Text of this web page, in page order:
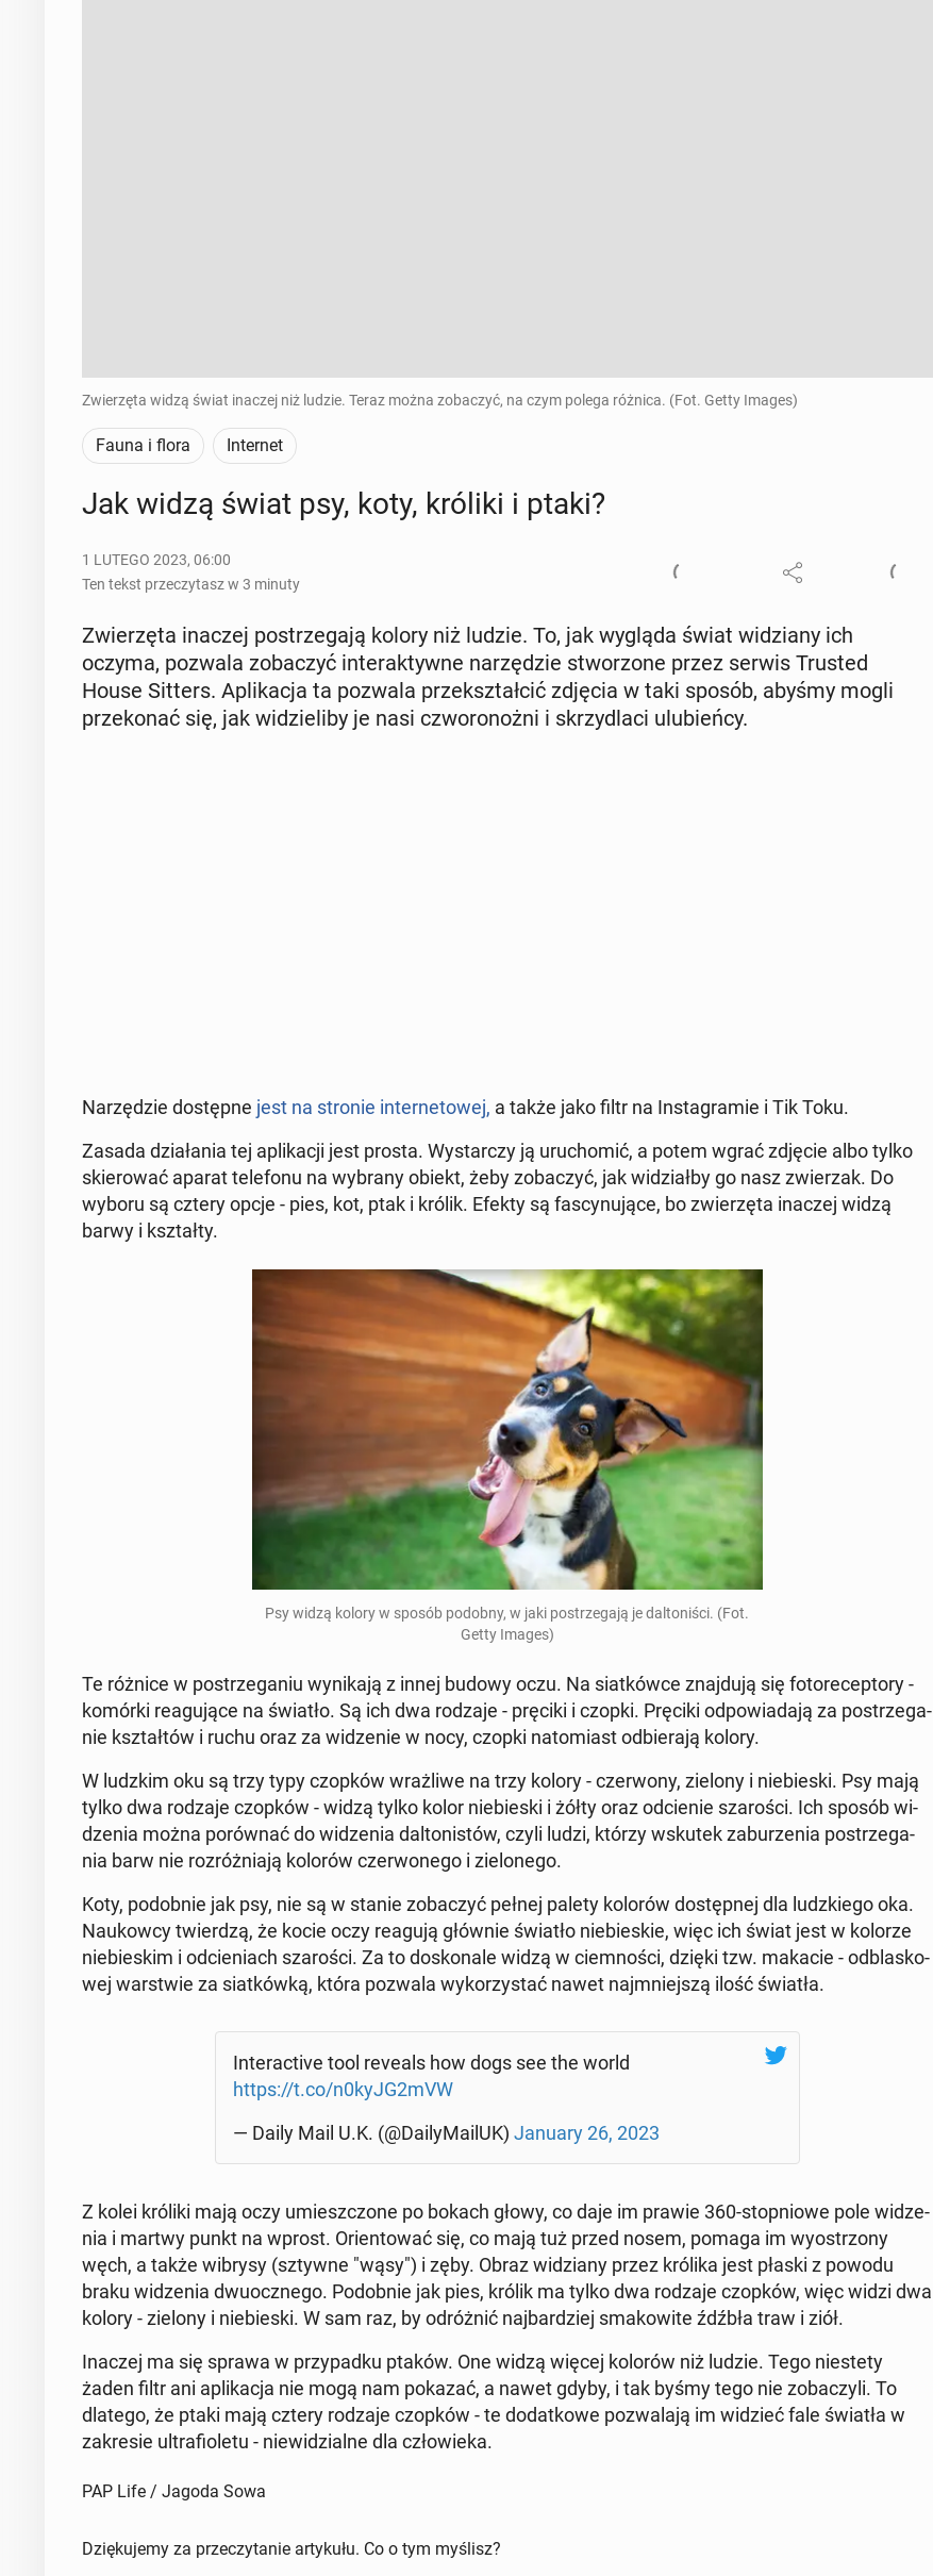
Zwierzęta widzą świat inaczej niż ludzie. Teraz można zobaczyć, na czym polega różnica. (Fot. Getty Images)
Fauna i flora Internet
Jak widzą świat psy, koty, króliki i ptaki?
1 LUTEGO 2023, 06:00
Ten tekst przeczytasz w 3 minuty
Zwie­rzę­ta inaczej po­strze­ga­ją kolory niż ludzie. To, jak wygląda świat wi­dzia­ny ich
oczyma, pozwala zo­ba­czyć in­te­rak­tyw­ne na­rzę­dzie stwo­rzo­ne przez serwis Trusted
House Sitters. Apli­ka­cja ta pozwala prze­kształ­cić zdjęcia w taki sposób, abyśmy mogli
prze­ko­nać się, jak wi­dzie­li­by je nasi czwo­ro­noż­ni i skrzy­dla­ci ulu­bień­cy.
Na­rzę­dzie do­stęp­ne jest na stronie in­ter­ne­to­wej, a także jako filtr na In­sta­gra­mie i Tik Toku.
Zasada dzia­ła­nia tej apli­ka­cji jest prosta. Wy­star­czy ją uru­cho­mić, a potem wgrać zdjęcie albo tylko
skie­ro­wać aparat te­le­fo­nu na wybrany obiekt, żeby zo­ba­czyć, jak wi­dział­by go nasz zwie­rzak. Do
wyboru są cztery opcje - pies, kot, ptak i królik. Efekty są fa­scy­nu­ją­ce, bo zwie­rzę­ta inaczej widzą
barwy i kształ­ty.
Psy widzą kolory w sposób podobny, w jaki po­strze­ga­ją je dal­to­ni­ści. (Fot.
Getty Images)
Te różnice w po­strze­ga­niu wy­ni­ka­ją z innej budowy oczu. Na siat­ków­ce znaj­du­ją się fo­to­re­cep­to­ry -
komórki re­agu­ją­ce na światło. Są ich dwa rodzaje - pręciki i czopki. Pręciki od­po­wia­da­ją za po­strze­ga­
nie kształ­tów i ruchu oraz za wi­dze­nie w nocy, czopki na­to­miast od­bie­ra­ją kolory.
W ludzkim oku są trzy typy czopków wraż­li­we na trzy kolory - czer­wo­ny, zielony i nie­bie­ski. Psy mają
tylko dwa rodzaje czopków - widzą tylko kolor nie­bie­ski i żółty oraz od­cie­nie sza­ro­ści. Ich sposób wi­
dze­nia można po­rów­nać do wi­dze­nia dal­to­ni­stów, czyli ludzi, którzy wskutek za­bu­rze­nia po­strze­ga­
nia barw nie roz­róż­nia­ją kolorów czer­wo­ne­go i zie­lo­ne­go.
Koty, po­dob­nie jak psy, nie są w stanie zo­ba­czyć pełnej palety kolorów do­stęp­nej dla ludz­kie­go oka.
Na­ukow­cy twier­dzą, że kocie oczy reagują głównie światło nie­bie­skie, więc ich świat jest w kolorze
nie­bie­skim i od­cie­niach sza­ro­ści. Za to do­sko­na­le widzą w ciem­no­ści, dzięki tzw. makacie - od­bla­sko­
wej war­stwie za siat­ków­ką, która pozwala wy­ko­rzy­stać nawet naj­mniej­szą ilość światła.
In­te­rac­ti­ve tool reveals how dogs see the world
https://t.co/n0kyJG2mVW
— Daily Mail U.K. (@Da­ily­Ma­ilUK) January 26, 2023
Z kolei króliki mają oczy umiesz­czo­ne po bokach głowy, co daje im prawie 360-stop­nio­we pole wi­dze­
nia i martwy punkt na wprost. Orien­to­wać się, co mają tuż przed nosem, pomaga im wy­ostrzo­ny
węch, a także wibrysy (sztywne "wąsy") i zęby. Obraz wi­dzia­ny przez królika jest płaski z powodu
braku wi­dze­nia dwu­ocz­ne­go. Po­dob­nie jak pies, królik ma tylko dwa rodzaje czopków, więc widzi dwa
kolory - zielony i nie­bie­ski. W sam raz, by od­róż­nić naj­bar­dziej sma­ko­wi­te źdźbła traw i ziół.
Inaczej ma się sprawa w przy­pad­ku ptaków. One widzą więcej kolorów niż ludzie. Tego nie­ste­ty
żaden filtr ani apli­ka­cja nie mogą nam pokazać, a nawet gdyby, i tak byśmy tego nie zo­ba­czy­li. To
dlatego, że ptaki mają cztery rodzaje czopków - te do­dat­ko­we po­zwa­la­ją im widzieć fale światła w
za­kre­sie ul­tra­fio­le­tu - nie­wi­dzial­ne dla czło­wie­ka.
PAP Life / Jagoda Sowa
Dziękujemy za przeczytanie artykułu. Co o tym myślisz?